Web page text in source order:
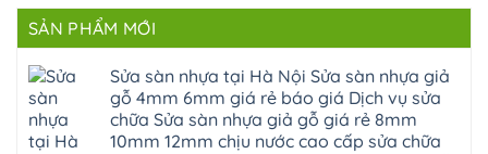
thất
mê
linh
thanh
quốc
Đạo
Đà
Nẵng
Nam
Phù
Thanh
Thượng
Phúc
Sửa
mặt
bậc
cầu
nhựa
nhựa
composite
luận
ở
Sàn
khóa
glotex
4mm
6mm
SẢN PHẨM MỚI
Sửa sàn nhựa tại Hà Nội Sửa sàn nhựa giả
gỗ 4mm 6mm giá rẻ báo giá Dịch vụ sửa
chữa Sửa sàn nhựa giả gỗ giá rẻ 8mm
10mm 12mm chịu nước cao cấp sửa chữa